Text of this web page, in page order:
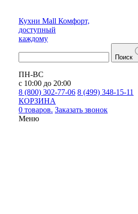
Кухни Mall Комфорт,
доступный
каждому
Поиск
ПН-ВС
с 10:00 до 20:00
8 (800) 302-77-06 8 (499) 348-15-11
КОРЗИНА
0 товаров. Заказать звонок
Меню